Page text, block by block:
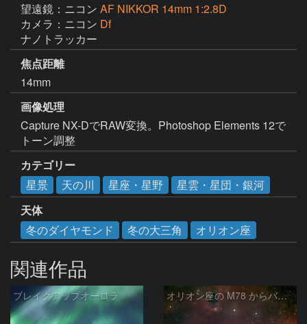
望遠鏡：ニコン AF NIKKOR 14mm 1:2.8D
カメラ：ニコン Df
ナノトラッカー
焦点距離
14mm
画像処理
Capture NX-DでRAW変換。Photoshop Elements 12で
トーン調整
カテゴリー
星景
天の川 星座・星野
星雲・星団・銀河
天体
冬のダイヤモンド
冬の大三角 オリオン座
関連作品
ブレイクアップオーロラ オリオン座の M78 からバーナードループをまたいで LDN1622あたり